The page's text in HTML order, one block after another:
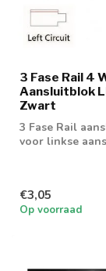
3 Fase Rail 4
Aansluitblok
Zwart
3 Fase Rail
voor linkse
€3,05
Op voorraad